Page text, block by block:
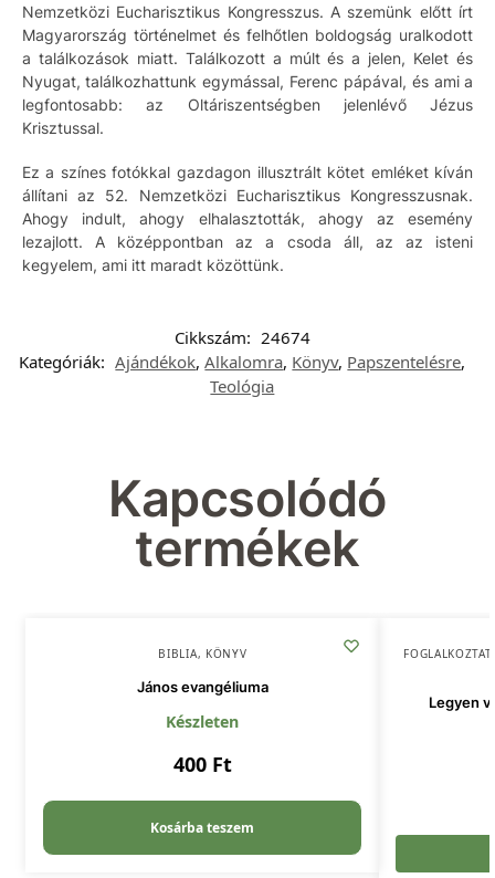
Nemzetközi Eucharisztikus Kongresszus. A szemünk előtt írt
Magyarország történelmet és felhőtlen boldogság uralkodott
a találkozások miatt. Találkozott a múlt és a jelen, Kelet és
Nyugat, találkozhattunk egymással, Ferenc pápával, és ami a
legfontosabb: az Oltáriszentségben jelenlévő Jézus
Krisztussal.
Ez a színes fotókkal gazdagon illusztrált kötet emléket kíván
állítani az 52. Nemzetközi Eucharisztikus Kongresszusnak.
Ahogy indult, ahogy elhalasztották, ahogy az esemény
lezajlott. A középpontban az a csoda áll, az az isteni
kegyelem, ami itt maradt közöttünk.
Cikkszám: 24674
Kategóriák: Ajándékok,Alkalomra, Könyv, Papszentelésre,
Teológia
Kapcsolódó
termékek
BIBLIA, KÖNYV
János evangéliuma
Készleten
400 Ft
Kosárba teszem
Legyen